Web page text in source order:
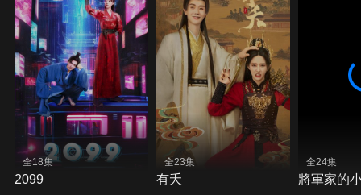
全18集
2099
全23集
有夭
全24集
將軍家的